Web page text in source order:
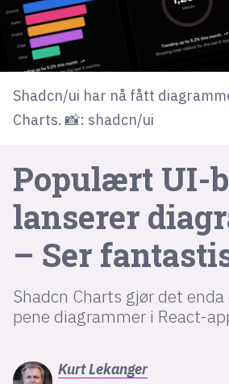
Shadcn/ui har nå fått
Charts. 📸: shadcn/ui
Populært UI-
lanserer
– Ser
Shadcn Charts gjør det
pene diagrammer i React-
KurtLekanger
frontend
backend
devops
IoT
tilgjengelighet
ukas
lys modus
mørk modus
nyhetsbrev
kode24-klubben
Bluesky